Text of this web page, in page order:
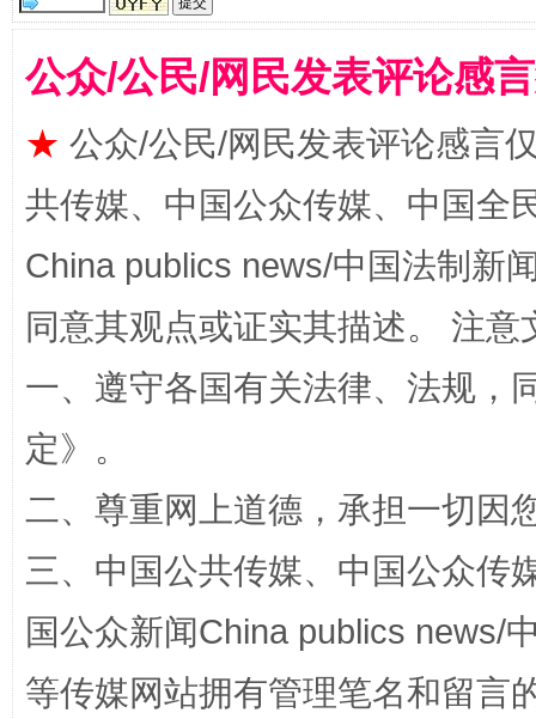
全民健身五年计划来了！等你上场
阿坝州三大球赛在茂县开幕 规模
公众/公民/网民发表评论感
★ 公众/公民/网民发表评论感言
共传媒、中国公众传媒、中国全
China publics news/中国法制新
同意其观点或证实其描述。 注
一、遵守各国有关法律、法规，
定》。
二、尊重网上道德，承担一切因
三、中国公共传媒、中国公众传
国公众新闻China publics news/
等传媒网站拥有管理笔名和留言